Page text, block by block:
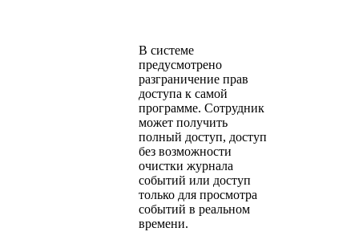
В системе
предусмотрено
разграничение прав
доступа к самой
программе. Сотрудник
может получить
полный доступ, доступ
без возможности
очистки журнала
событий или доступ
только для просмотра
событий в реальном
времени.